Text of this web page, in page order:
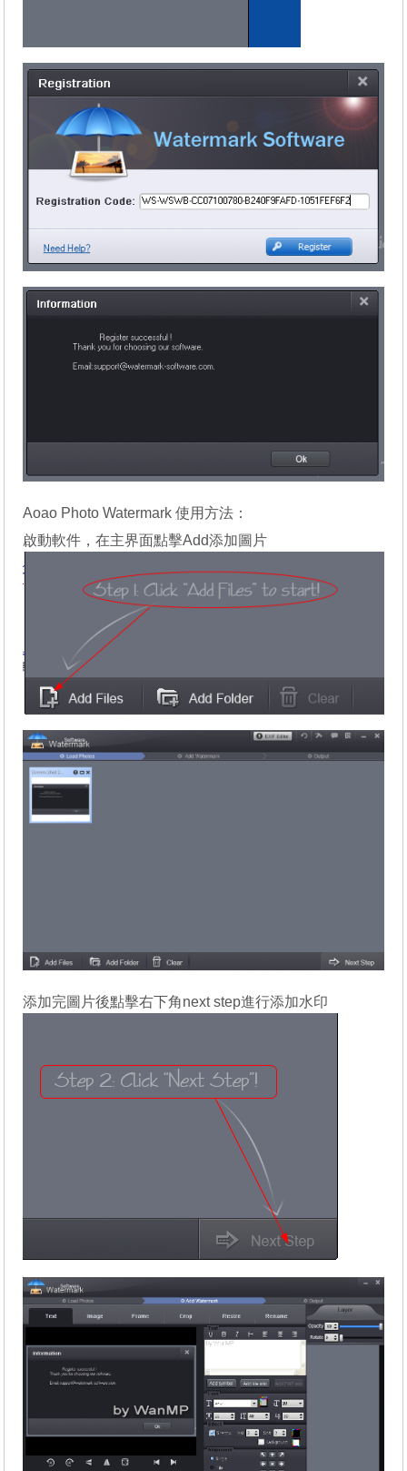
Aoao Photo Watermark 使用方法：
啟動軟件，在主界面點擊Add添加圖片
添加完圖片後點擊右下角next step進行添加水印